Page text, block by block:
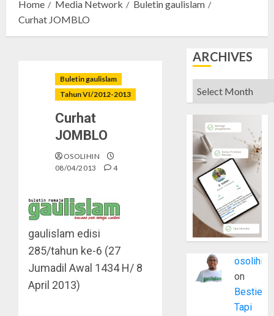
Home Media Network
Buletin gaulislam
Curhat JOMBLO
Buletin gaulislam
Tahun VI/2012-2013
Curhat
JOMBLO
OSOLIHIN
08/04/2013
4
gaulislam edisi
285/tahun ke-6 (27
Jumadil Awal 1434 H/ 8
April 2013)
ARCHIVES
Archives
osolihin
on
Bestie
Tapi